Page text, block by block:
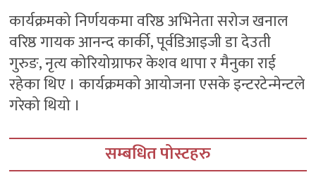
कार्यक्रमको निर्णयकमा वरिष्ठ अभिनेता सरोज खनाल
वरिष्ठ गायक आनन्द कार्की, पूर्वडिआइजी डा देउती
गुरुङ, नृत्य कोरियोग्राफर केशव थापा र मैनुका राई
रहेका थिए । कार्यक्रमको आयोजना एसके इन्टरटेन्मेन्टले
गरेको थियो ।
सम्बधित पोस्टहरु